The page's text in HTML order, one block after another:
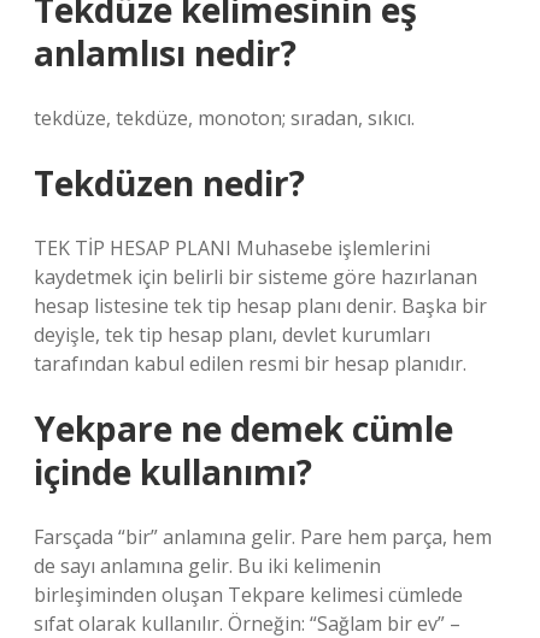
Tekdüze kelimesinin eş
anlamlısı nedir?
tekdüze, tekdüze, monoton; sıradan, sıkıcı.
Tekdüzen nedir?
TEK TİP HESAP PLANI Muhasebe işlemlerini
kaydetmek için belirli bir sisteme göre hazırlanan
hesap listesine tek tip hesap planı denir. Başka bir
deyişle, tek tip hesap planı, devlet kurumları
tarafından kabul edilen resmi bir hesap planıdır.
Yekpare ne demek cümle
içinde kullanımı?
Farsçada “bir” anlamına gelir. Pare hem parça, hem
de sayı anlamına gelir. Bu iki kelimenin
birleşiminden oluşan Tekpare kelimesi cümlede
sıfat olarak kullanılır. Örneğin: “Sağlam bir ev” –